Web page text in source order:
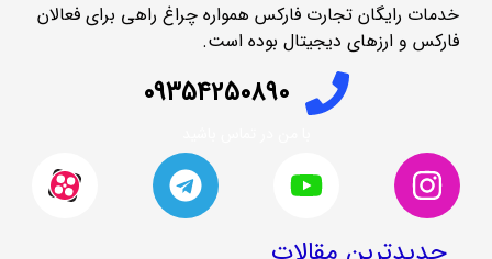
خدمات رایگان تجارت فارکس همواره چراغ راهی برای فعالان
فارکس و ارزهای دیجیتال بوده است.
09354250890